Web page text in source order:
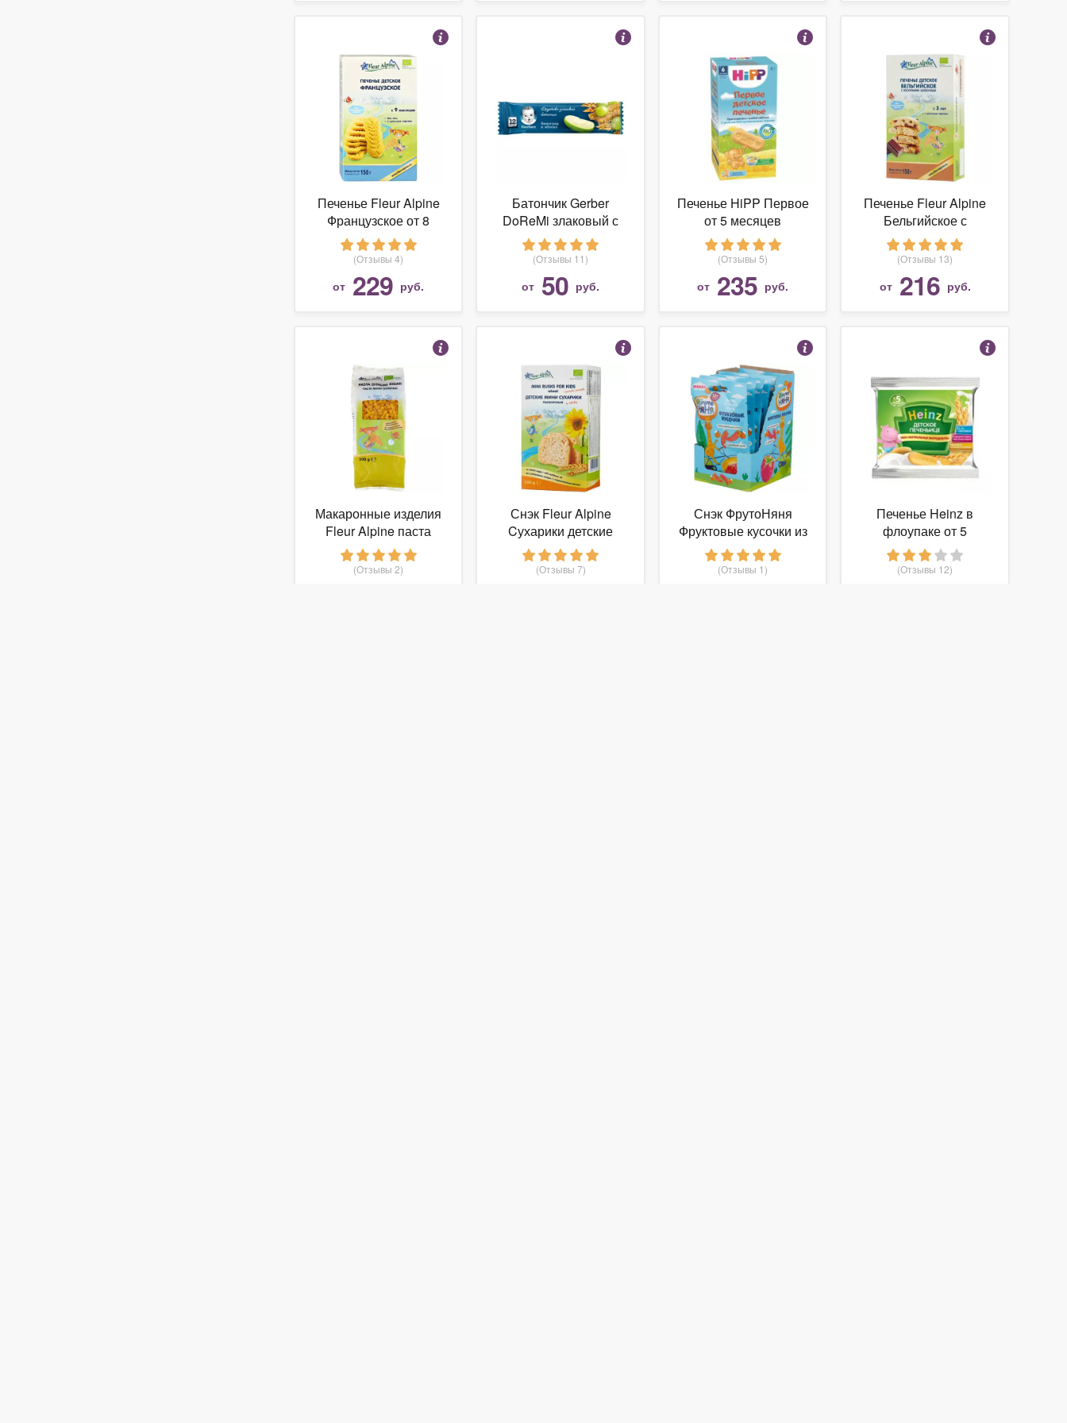
Печенье Fleur Alpine
Французское от 8
месяцев
(Отзывы 4)
от 229 руб.
Батончик Gerber
DoReMi злаковый с
яблоком и виноградом
от 1 года
(Отзывы 11)
от 50 руб.
Печенье HiPP Первое
от 5 месяцев
(Отзывы 5)
от 235 руб.
Печенье Fleur Alpine
Бельгийское с
кусочками шоколада
(с 3-х лет)
(Отзывы 13)
от 216 руб.
Макаронные изделия
Fleur Alpine паста
Мини Трубочки (с 3-х
лет)
(Отзывы 2)
Снэк Fleur Alpine
Cухарики детские
Органик пшеничные
мини (с 3-х лет)
(Отзывы 7)
Снэк ФрутоНяня
Фруктовые кусочки из
яблок, клубники и
бананов от 1 года
(Отзывы 1)
Печенье Heinz в
флоупаке от 5
месяцев
(Отзывы 12)